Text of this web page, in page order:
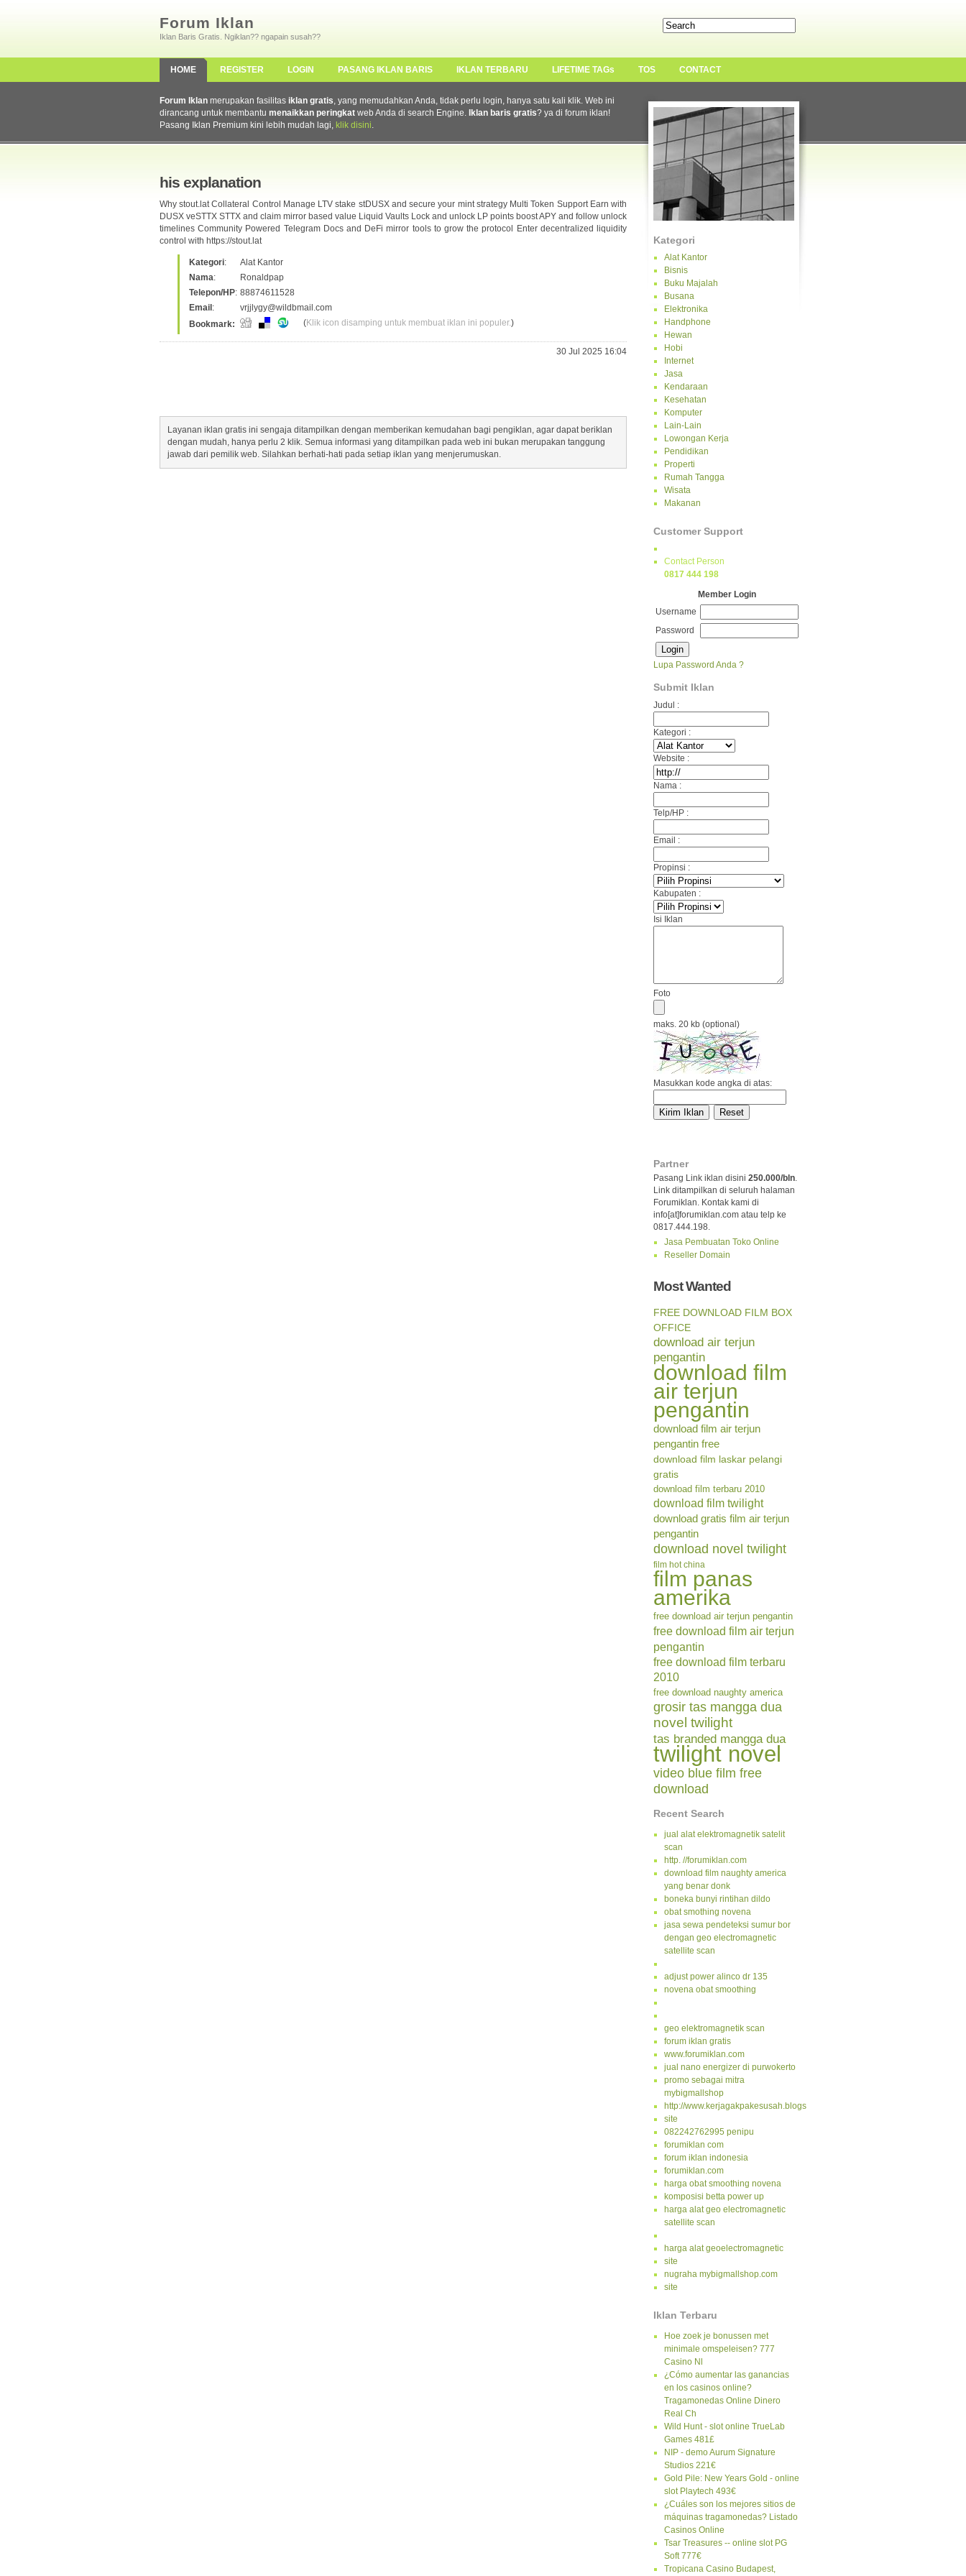
Forum Iklan
Iklan Baris Gratis. Ngiklan?? ngapain susah??
HOME REGISTER LOGIN PASANG IKLAN BARIS IKLAN TERBARU LIFETIME TAGs TOS CONTACT
Kategori
Alat Kantor
Bisnis
Buku Majalah
Busana
Elektronika
Handphone
Hewan
Hobi
Internet
Jasa
Kendaraan
Kesehatan
Komputer
Lain-Lain
Lowongan Kerja
Pendidikan
Properti
Rumah Tangga
Wisata
Makanan
Customer Support
Contact Person
0817 444 198
Member Login
Username
Password
Lupa Password Anda ?
Submit Iklan
Judul :
Kategori :
Website :
Nama :
Telp/HP :
Email :
Propinsi :
Kabupaten :
Isi Iklan
Foto
maks. 20 kb (optional)
Masukkan kode angka di atas:
Partner
Pasang Link iklan disini 250.000/bln.
Link ditampilkan di seluruh halaman
Forumiklan. Kontak kami di
info[at]forumiklan.com atau telp ke
0817.444.198.
Jasa Pembuatan Toko Online
Reseller Domain
Most Wanted
FREE DOWNLOAD FILM BOX
OFFICE
download air terjun
pengantin
download film
air terjun
pengantin
download film air terjun
pengantin free
download film laskar pelangi
gratis
download film terbaru 2010
download film twilight
download gratis film air terjun
pengantin
download novel twilight
film hot china
film panas
amerika
free download air terjun pengantin
free download film air terjun
pengantin
free download film terbaru
2010
free download naughty america
grosir tas mangga dua
novel twilight
tas branded mangga dua
twilight novel
video blue film free
download
Recent Search
jual alat elektromagnetik satelit
scan
http. //forumiklan.com
download film naughty america
yang benar donk
boneka bunyi rintihan dildo
obat smothing novena
jasa sewa pendeteksi sumur bor
dengan geo electromagnetic
satellite scan
adjust power alinco dr 135
novena obat smoothing
geo elektromagnetik scan
forum iklan gratis
www.forumiklan.com
jual nano energizer di purwokerto
promo sebagai mitra
mybigmallshop
http://www.kerjagakpakesusah.blogspot.com/
site
082242762995 penipu
forumiklan com
forum iklan indonesia
forumiklan.com
harga obat smoothing novena
komposisi betta power up
harga alat geo electromagnetic
satellite scan
harga alat geoelectromagnetic
site
nugraha mybigmallshop.com
site
Iklan Terbaru
Hoe zoek je bonussen met
minimale omspeleisen? 777
Casino Nl
¿Cómo aumentar las ganancias
en los casinos online?
Tragamonedas Online Dinero
Real Ch
Wild Hunt - slot online TrueLab
Games 481£
NIP - demo Aurum Signature
Studios 221€
Gold Pile: New Years Gold - online
slot Playtech 493€
¿Cuáles son los mejores sitios de
máquinas tragamonedas? Listado
Casinos Online
Tsar Treasures -- online slot PG
Soft 777€
Tropicana Casino Budapest,
Forum Iklan merupakan fasilitas iklan gratis, yang memudahkan Anda, tidak perlu login, hanya satu kali klik. Web ini
dirancang untuk membantu menaikkan peringkat web Anda di search Engine. Iklan baris gratis? ya di forum iklan!
Pasang Iklan Premium kini lebih mudah lagi, klik disini.
his explanation
Why stout.lat Collateral Control Manage LTV stake stDUSX and secure your mint strategy Multi Token Support Earn with
DUSX veSTTX STTX and claim mirror based value Liquid Vaults Lock and unlock LP points boost APY and follow unlock
timelines Community Powered Telegram Docs and DeFi mirror tools to grow the protocol Enter decentralized liquidity
control with https://stout.lat
Kategori:
Alat Kantor
Nama:
Ronaldpap
Telepon/HP: 88874611528
Email :
vrjjlygy@wildbmail.com
Bookmark:
(Klik icon disamping untuk membuat iklan ini populer.)
30 Jul 2025 16:04
Layanan iklan gratis ini sengaja ditampilkan dengan memberikan kemudahan bagi pengiklan, agar dapat beriklan
dengan mudah, hanya perlu 2 klik. Semua informasi yang ditampilkan pada web ini bukan merupakan tanggung
jawab dari pemilik web. Silahkan berhati-hati pada setiap iklan yang menjerumuskan.